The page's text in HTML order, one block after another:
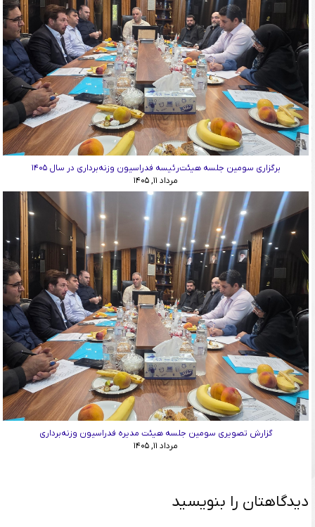
برگزاری سومین جلسه هیئت‌رئیسه فدراسیون وزنه‌برداری در سال ۱۴۰۵
مرداد ۱۱, ۱۴۰۵
گزارش تصویری سومین جلسه هیئت مدیره فدراسیون وزنه‌برداری
مرداد ۱۱, ۱۴۰۵
دیدگاهتان را بنویسید